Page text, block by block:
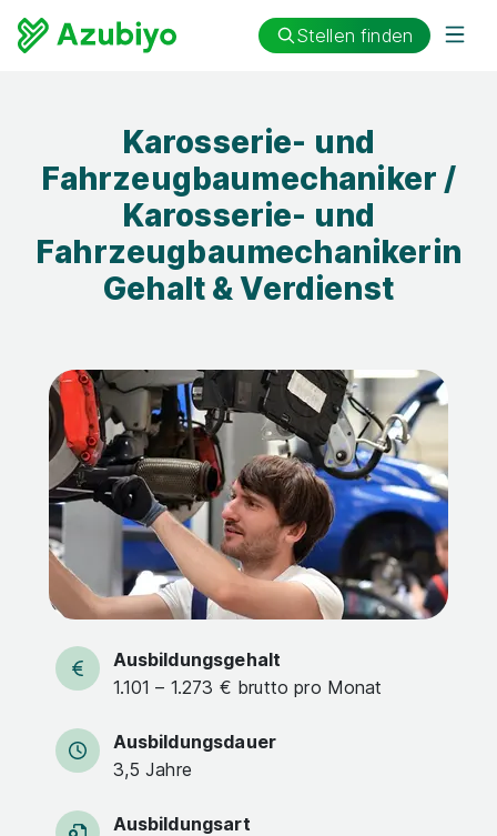
Stellen finden
Karosserie- und
Fahrzeugbaumechaniker /
Karosserie- und
Fahrzeugbaumechanikerin
Gehalt & Verdienst
Ausbildungsgehalt
1.101 – 1.273 € brutto pro Monat
Ausbildungsdauer
3,5 Jahre
Ausbildungsart